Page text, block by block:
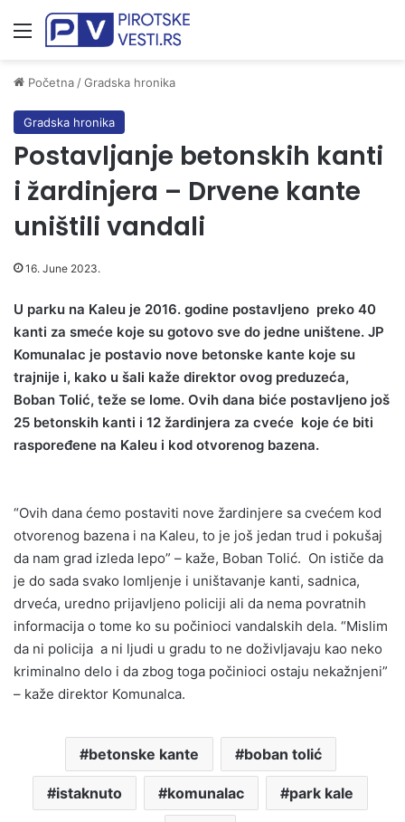
Meni
Početna /Gradska hronika
Gradska hronika
Postavljanje betonskih kanti
i žardinjera – Drvene kante
uništili vandali
16. June 2023.
U parku na Kaleu je 2016. godine postavljeno preko 40
kanti za smeće koje su gotovo sve do jedne uništene. JP
Komunalac je postavio nove betonske kante koje su
trajnije i, kako u šali kaže direktor ovog preduzeća,
Boban Tolić, teže se lome. Ovih dana biće postavljeno još
25 betonskih kanti i 12 žardinjera za cveće koje će biti
raspoređene na Kaleu i kod otvorenog bazena.
“Ovih dana ćemo postaviti nove žardinjere sa cvećem kod
otvorenog bazena i na Kaleu, to je još jedan trud i pokušaj
da nam grad izleda lepo” – kaže, Boban Tolić. On ističe da
je do sada svako lomljenje i uništavanje kanti, sadnica,
drveća, uredno prijavljeno policiji ali da nema povratnih
informacija o tome ko su počinioci vandalskih dela. “Mislim
da ni policija a ni ljudi u gradu to ne doživljavaju kao neko
kriminalno delo i da zbog toga počinioci ostaju nekažnjeni”
– kaže direktor Komunalca.
betonske kante boban tolić
istaknuto komunalac park kale